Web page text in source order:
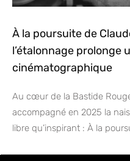
À la poursuite de
l’étalonnage prolonge
cinématographique
Au cœur de la Bastide
accompagné en 2025 la
libre qu’inspirant : À la